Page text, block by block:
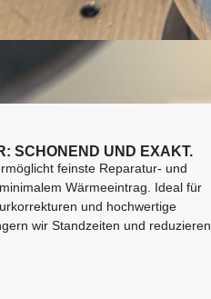
SCHONEND UND EXAKT.
feinste Reparatur- und
Wärmeeintrag. Ideal für
und hochwertige
wir Standzeiten und reduzieren